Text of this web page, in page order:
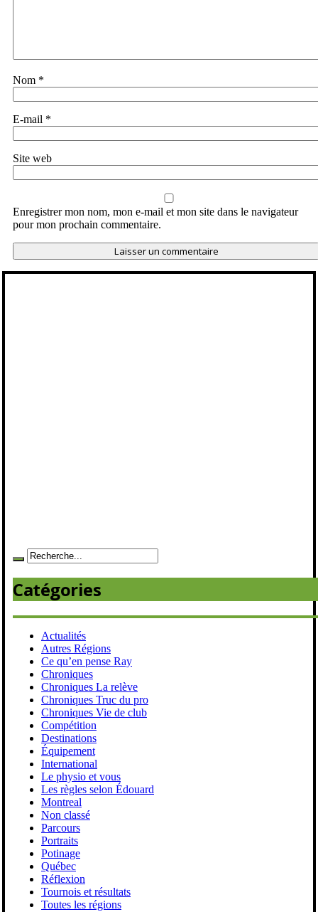
Nom *
E-mail *
Site web
Enregistrer mon nom, mon e-mail et mon site dans le navigateur
pour mon prochain commentaire.
Catégories
Actualités
Autres Régions
Ce qu’en pense Ray
Chroniques
Chroniques La relève
Chroniques Truc du pro
Chroniques Vie de club
Compétition
Destinations
Équipement
International
Le physio et vous
Les règles selon Édouard
Montreal
Non classé
Parcours
Portraits
Potinage
Québec
Réflexion
Tournois et résultats
Toutes les régions